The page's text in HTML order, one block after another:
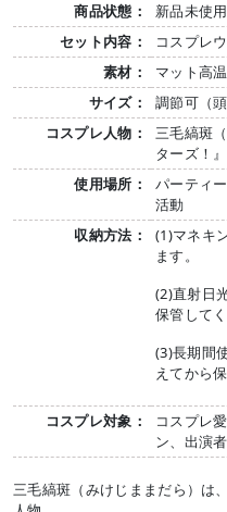
商品状態：
新品未使用
セット内容：
コスプレ
素材：
マット高
サイズ：
調節可（
コスプレ人物：
三毛縞斑
ターズ！』
使用場所：
パーティ
活動
収納方法：
(1)マネキ
ます。
(2)直射日
保管してく
(3)長期間
えてから
コスプレ対象：
コスプレ
ン、出演者
三毛縞斑（みけじままだら）は